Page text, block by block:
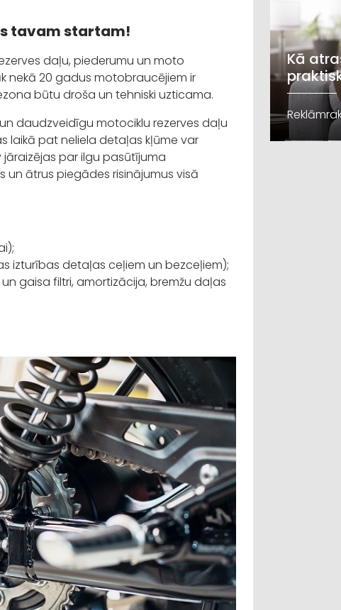
tavam startam!
daļu, piederumu un moto
nekā 20 gadus motobraucējiem ir
būtu droša un tehniski uzticama.
daudzveidīgu motociklu rezerves daļu
laikā pat neliela detaļas kļūme var
par ilgu pasūtījuma
un ātrus piegādes risinājumus visā
izturības detaļas ceļiem un bezceļiem);
gaisa filtri, amortizācija, bremžu daļas
Kā